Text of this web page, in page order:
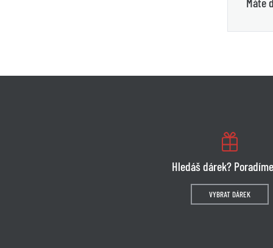
Hledáš dárek?
VYBRAT DÁREK